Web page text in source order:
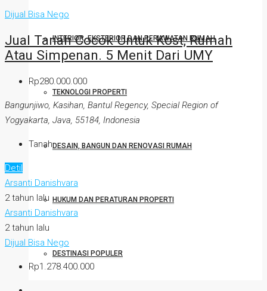
INTERIOR, EKSTERIOR DAN PERAWATAN RUMAH
TEKNOLOGI PROPERTI
DESAIN, BANGUN DAN RENOVASI RUMAH
HUKUM DAN PERATURAN PROPERTI
DESTINASI POPULER
Dijual Bisa Nego
Jual Tanah Cocok Untuk Kost, Rumah
Atau Simpenan. 5 Menit Dari UMY
Rp280.000.000
Bangunjiwo, Kasihan, Bantul Regency, Special Region of
Yogyakarta, Java, 55184, Indonesia
Tanah
Detil
Arsanti Danishvara
2 tahun lalu
Arsanti Danishvara
2 tahun lalu
Dijual Bisa Nego
Rp1.278.400.000